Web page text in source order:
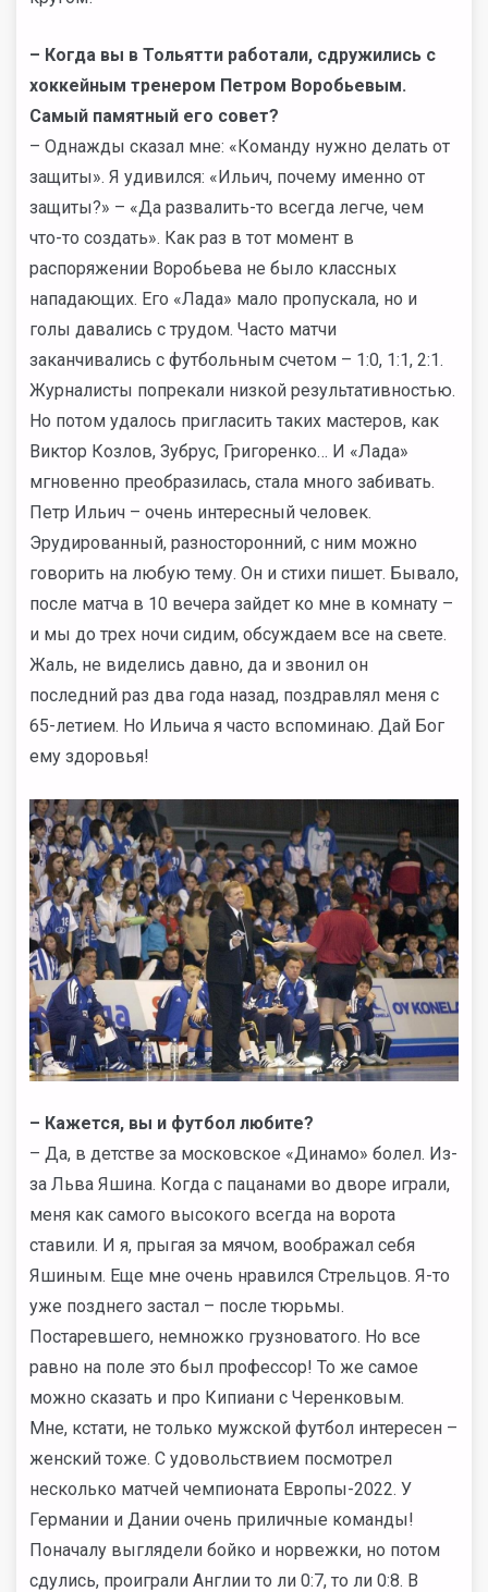
– Когда вы в Тольятти работали, сдружились с
хоккейным тренером Петром Воробьевым.
Самый памятный его совет?
– Однажды сказал мне: «Команду нужно делать от
защиты». Я удивился: «Ильич, почему именно от
защиты?» – «Да развалить-то всегда легче, чем
что-то создать». Как раз в тот момент в
распоряжении Воробьева не было классных
нападающих. Его «Лада» мало пропускала, но и
голы давались с трудом. Часто матчи
заканчивались с футбольным счетом – 1:0, 1:1, 2:1.
Журналисты попрекали низкой результативностью.
Но потом удалось пригласить таких мастеров, как
Виктор Козлов, Зубрус, Григоренко… И «Лада»
мгновенно преобразилась, стала много забивать.
Петр Ильич – очень интересный человек.
Эрудированный, разносторонний, с ним можно
говорить на любую тему. Он и стихи пишет. Бывало,
после матча в 10 вечера зайдет ко мне в комнату –
и мы до трех ночи сидим, обсуждаем все на свете.
Жаль, не виделись давно, да и звонил он
последний раз два года назад, поздравлял меня с
65-летием. Но Ильича я часто вспоминаю. Дай Бог
ему здоровья!
– Кажется, вы и футбол любите?
– Да, в детстве за московское «Динамо» болел. Из-
за Льва Яшина. Когда с пацанами во дворе играли,
меня как самого высокого всегда на ворота
ставили. И я, прыгая за мячом, воображал себя
Яшиным. Еще мне очень нравился Стрельцов. Я-то
уже позднего застал – после тюрьмы.
Постаревшего, немножко грузноватого. Но все
равно на поле это был профессор! То же самое
можно сказать и про Кипиани с Черенковым.
Мне, кстати, не только мужской футбол интересен –
женский тоже. С удовольствием посмотрел
несколько матчей чемпионата Европы-2022. У
Германии и Дании очень приличные команды!
Поначалу выглядели бойко и норвежки, но потом
сдулись, проиграли Англии то ли 0:7, то ли 0:8. В